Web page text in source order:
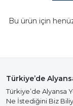
Bu ürün için
Türkiye’de
Türkiye’de Alyansa
Ne İstediğini Biz